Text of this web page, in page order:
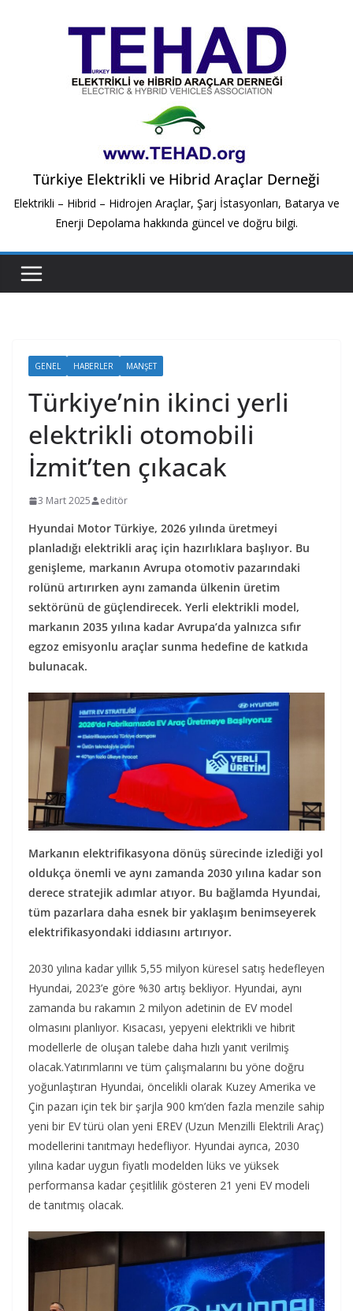
Türkiye Elektrikli ve Hibrid Araçlar Derneği
Elektrikli – Hibrid – Hidrojen Araçlar, Şarj İstasyonları, Batarya ve
Enerji Depolama hakkında güncel ve doğru bilgi.
GENEL HABERLER MANŞET
Türkiye’nin ikinci yerli
elektrikli otomobili
İzmit’ten çıkacak
3 Mart 2025 editör
Hyundai Motor Türkiye, 2026 yılında üretmeyi
planladığı elektrikli araç için hazırlıklara başlıyor. Bu
genişleme, markanın Avrupa otomotiv pazarındaki
rolünü artırırken aynı zamanda ülkenin üretim
sektörünü de güçlendirecek. Yerli elektrikli model,
markanın 2035 yılına kadar Avrupa’da yalnızca sıfır
egzoz emisyonlu araçlar sunma hedefine de katkıda
bulunacak.
Markanın elektrifikasyona dönüş sürecinde izlediği yol
oldukça önemli ve aynı zamanda 2030 yılına kadar son
derece stratejik adımlar atıyor. Bu bağlamda Hyundai,
tüm pazarlara daha esnek bir yaklaşım benimseyerek
elektrifikasyondaki iddiasını artırıyor.
2030 yılına kadar yıllık 5,55 milyon küresel satış hedefleyen
Hyundai, 2023’e göre %30 artış bekliyor. Hyundai, aynı
zamanda bu rakamın 2 milyon adetinin de EV model
olmasını planlıyor. Kısacası, yepyeni elektrikli ve hibrit
modellerle de oluşan talebe daha hızlı yanıt verilmiş
olacak.Yatırımlarını ve tüm çalışmalarını bu yöne doğru
yoğunlaştıran Hyundai, öncelikli olarak Kuzey Amerika ve
Çin pazarı için tek bir şarjla 900 km’den fazla menzile sahip
yeni bir EV türü olan yeni EREV (Uzun Menzilli Elektrili Araç)
modellerini tanıtmayı hedefliyor. Hyundai ayrıca, 2030
yılına kadar uygun fiyatlı modelden lüks ve yüksek
performansa kadar çeşitlilik gösteren 21 yeni EV modeli
de tanıtmış olacak.